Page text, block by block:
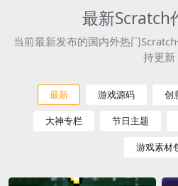
最新Scratch
当前最新发布的国内外热门
持更新
最新 游戏源码 创
大神专栏 节日主题
游戏素材